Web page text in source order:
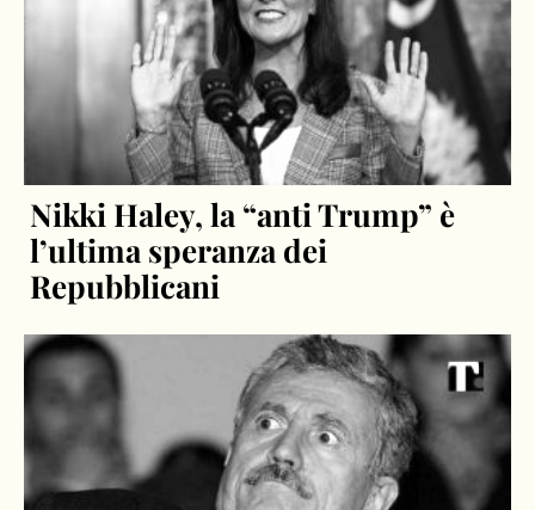
Nikki Haley, la “anti Trump” è
l’ultima speranza dei
Repubblicani